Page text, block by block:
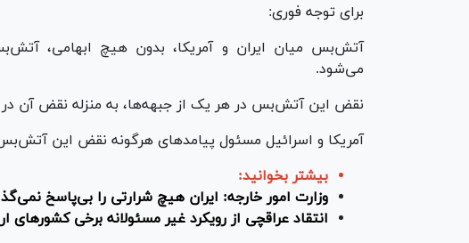
برای توجه فوری:
آتش‌بس میان ایران و آمریکا، بدون هیچ ابهامی،
می‌شود.
نقض این آتش‌بس در هر یک از جبهه‌ها، به منزله نقض آن
آمریکا و اسرائیل مسئول پیامد‌های هرگونه نقض این
بیشتر بخوانید:
وزارت امور خارجه: ایران هیچ شرارتی را بی‌پاسخ
انتقاد عراقچی از رویکرد غیر مسئولانه برخی کشور‌های